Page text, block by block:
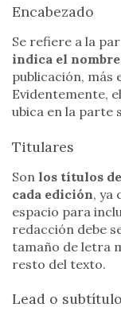
Encabezado
Se refiere a la
indica el
publicación, más
Evidentemente,
ubica en la parte
Titulares
Son los títulos
cada edición, ya
espacio para
redacción debe
tamaño de letra
resto del texto.
Lead o subtítulo